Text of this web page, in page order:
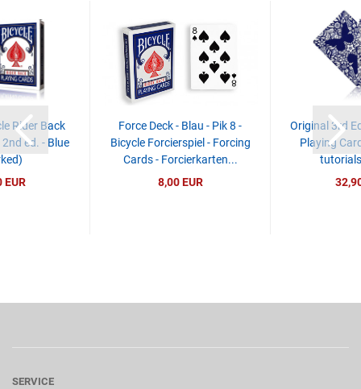
Rider Back
ed. - Blue
EUR
Force Deck - Blau - Pik 8 -
Bicycle Forcierspiel - Forcing
Cards - Forcierkarten...
8,00 EUR
Original 3rd
Playing
SERVICE